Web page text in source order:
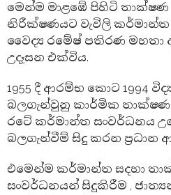
මෙන්ම මාළඹේ පිහිටි තාක්ෂණ
නිරීක්ෂණයට වැවිලි කර්මාන්ත
වෛද්‍ය රමේෂ් පතිරණ මහතා
උදෑසන එක්විය.
1955 දී ආරම්භ කොට 1994
බලගැන්වුනු කාර්මික
රටේ කර්මාන්ත සංවර්ධනය
බලගැන්වීම් සිදු කරන ප්‍රධාන
එමෙන්ම කර්මාන්ත සදහා
සංවර්ධනයන් සිදුකිරීම ,